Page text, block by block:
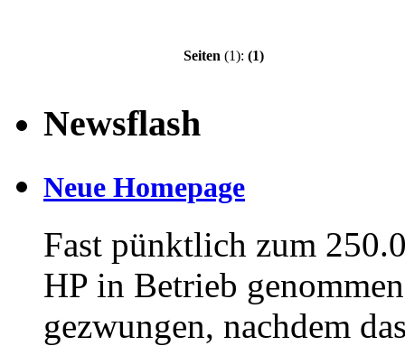
Seiten (1): (1)
Newsflash
Neue Homepage
Fast pünktlich zum
HP in Betrieb
gezwungen, nachdem